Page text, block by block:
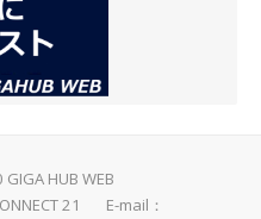
HUB WEB
21 E-mail：